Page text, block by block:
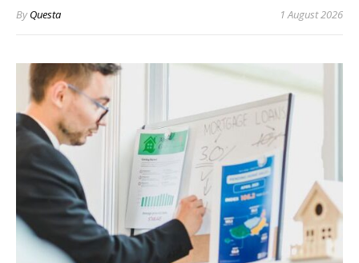
ByQuesta 1 August 2026